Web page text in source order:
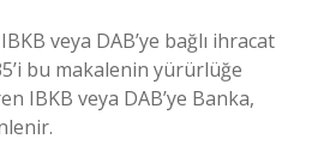
veya DAB’ye bağlı ihracat
bu makalenin yürürlüğe
IBKB veya DAB’ye Banka,